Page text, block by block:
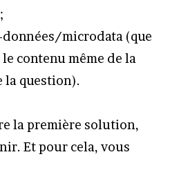
microdata (que
contenu même de la
la question).
la première solution,
Et pour cela, vous